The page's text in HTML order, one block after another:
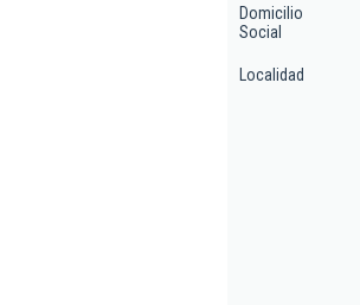
Domicilio
Social
Localidad